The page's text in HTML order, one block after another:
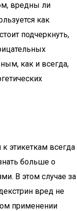
вредны ли
как
подчеркнуть,
как и всегда,
этикеткам всегда
больше о
В этом случае за
вред не
применении